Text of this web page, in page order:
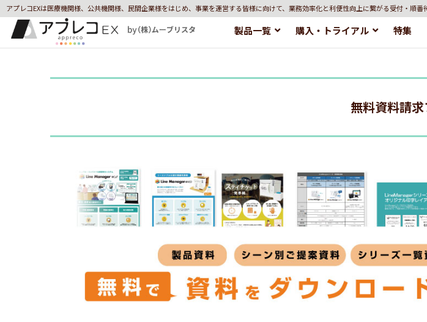
アプレコEXは医療機関様、公共機関様、民間企業様をはじめ、事業を運営する皆様に向けて、業務効率化と利便性向上に繋がる受付・順番
製品一覧 購入・トライアル 特集
無料資料請